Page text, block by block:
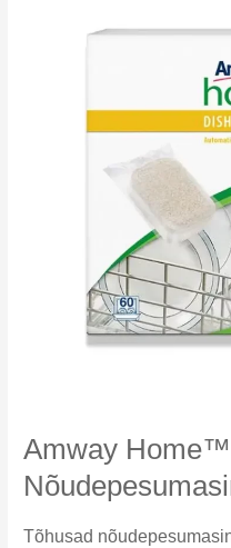
Amway
Tõhusad